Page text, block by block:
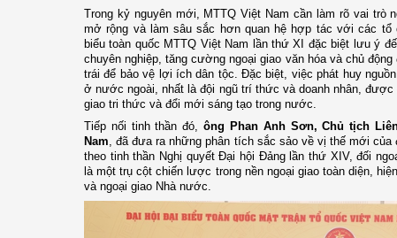
Trong kỷ nguyên mới, MTTQ Việt Nam cần làm rõ vai trò
mở rộng và làm sâu sắc hơn quan hệ hợp tác với các tổ
biểu toàn quốc MTTQ Việt Nam lần thứ XI đặc biệt lưu ý
chuyên nghiệp, tăng cường ngoại giao văn hóa và chủ
trái để bảo vệ lợi ích dân tộc. Đặc biệt, việc phát huy
ở nước ngoài, nhất là đội ngũ trí thức và doanh nhân,
giao tri thức và đổi mới sáng tạo trong nước.
Tiếp nối tinh thần đó,ông Phan Anh Sơn, Chủ tịch
Nam , đã đưa ra những phân tích sắc sảo về vị thế mới của
theo tinh thần Nghị quyết Đại hội Đảng lần thứ XIV, đối
là một trụ cột chiến lược trong nền ngoại giao toàn diện,
và ngoại giao Nhà nước.